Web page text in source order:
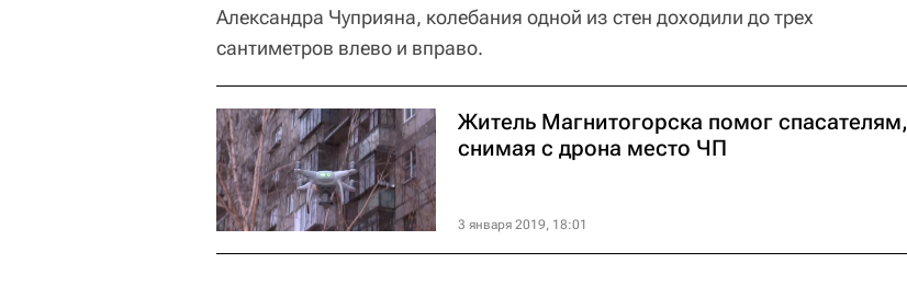
Александра Чуприяна, колебания одной из стен доходили до трех
сантиметров влево и вправо.
Житель Магнитогорска помог спасателям,
снимая с дрона место ЧП
3 января 2019, 18:01